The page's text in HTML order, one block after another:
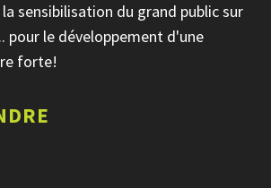
sensibilisation du grand public sur
pour le développement d'une
forte!